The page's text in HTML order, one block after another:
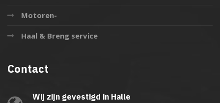
Motoren-
Haal & Breng service
Contact
Wij zijn gevestigd in Halle